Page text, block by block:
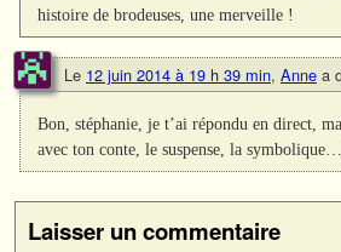
histoire de brodeuses, une merveille !
Le 12 juin 2014 à 19 h 39 min, Anne a
Bon, stéphanie, je t’ai répondu en direct,
avec ton conte, le suspense, la
Laisser un commentaire